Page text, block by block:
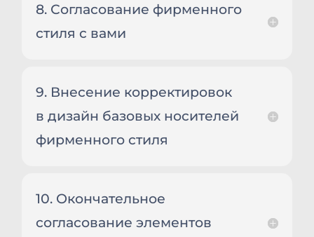
8. Согласование фирменного
стиля с вами
9. Внесение корректировок
в дизайн базовых носителей
фирменного стиля
10. Окончательное
согласование элементов